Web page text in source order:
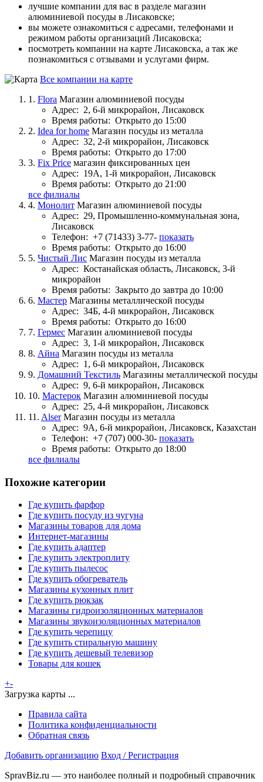
лучшие компании для вас в разделе магазин
алюминиевой посуды в Лисаковске;
вы можете ознакомиться с адресами, телефонами и
режимом работы организаций Лисаковска;
посмотреть компании на карте Лисаковска, а так же
познакомиться с отзывами и услугами фирм.
Все компании на карте
1. Flora Магазин алюминиевой посуды
Адрес: 2, 6-й микрорайон, Лисаковск
Время работы: Открыто до 15:00
2. Idea for home Магазин посуды из металла
Адрес: 32, 2-й микрорайон, Лисаковск
Время работы: Открыто до 17:00
3. Fix Price магазин фиксированных цен
Адрес: 19А, 1-й микрорайон, Лисаковск
Время работы: Открыто до 21:00
все филиалы
4. Монолит Магазин алюминиевой посуды
Адрес: 29, Промышленно-коммунальная зона,
Лисаковск
Телефон: +7 (71433) 3-77- показать
Время работы: Открыто до 16:00
5. Чистый Лис Магазин посуды из металла
Адрес: Костанайская область, Лисаковск, 3-й
микрорайон
Время работы: Закрыто до завтра до 10:00
6. Мастер Магазины металлической посуды
Адрес: 34Б, 4-й микрорайон, Лисаковск
Время работы: Открыто до 16:00
7. Гермес Магазин алюминиевой посуды
Адрес: 3, 1-й микрорайон, Лисаковск
8. Айна Магазин посуды из металла
Адрес: 1, 6-й микрорайон, Лисаковск
9. Домашний Текстиль Магазины металлической посуды
Адрес: 9, 6-й микрорайон, Лисаковск
10. Мастерок Магазин алюминиевой посуды
Адрес: 25, 4-й микрорайон, Лисаковск
11. Alser Магазин посуды из металла
Адрес: 9А, 6-й микрорайон, Лисаковск, Казахстан
Телефон: +7 (707) 000-30- показать
Время работы: Открыто до 18:00
все филиалы
Похожие категории
Где купить фарфор
Где купить посуду из чугуна
Магазины товаров для дома
Интернет-магазины
Где купить адаптер
Где купить электроплиту
Где купить пылесос
Где купить обогреватель
Магазины кухонных плит
Где купить рюкзак
Магазины гидроизоляционных материалов
Магазины звукоизоляционных материалов
Где купить черепицу
Где купить стиральную машину
Где купить дешевый телевизор
Товары для кошек
+-
Загрузка карты ...
Правила сайта
Политика конфиденциальности
Обратная связь
Добавить организацию Вход / Регистрация
SpravBiz.ru — это наиболее полный и подробный справочник